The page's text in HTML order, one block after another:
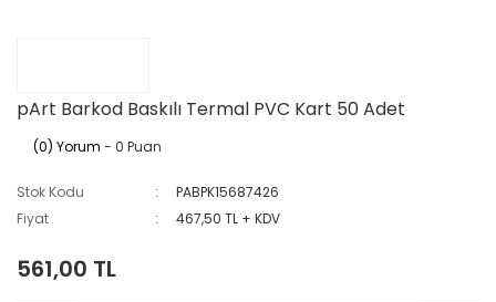
pArt Barkod Baskılı Termal PVC Kart 50 Adet
(0) Yorum - 0 Puan
Stok Kodu
PABPK15687426
Fiyat
467,50 TL + KDV
561,00 TL